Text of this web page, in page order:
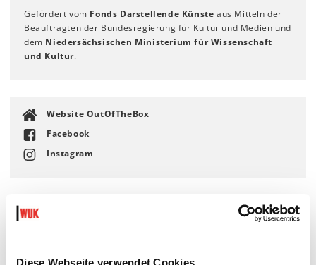
Diese Webseite verwendet Cookies
Gefördert vom Fonds Darstellende Künste aus Mitteln der
Beauftragten der Bundesregierung für Kultur und Medien und
dem Niedersächsischen Ministerium für Wissenschaft
und Kultur.
Website OutOfTheBox
Facebook
Instagram